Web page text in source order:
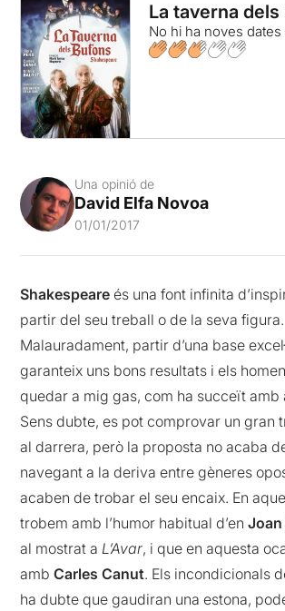
La taverna
No hi ha noves
Una opinió de
David Elfa Novoa
01/01/2017
Shakespeare és una font infinita
partir del seu treball o de la seva figura.
Malauradament, partir d’una base
garanteix uns bons resultats i els
quedar a mig gas, com ha succeït amb
Sens dubte, es pot comprovar un gran
al darrera, però la proposta no acaba
navegant a la deriva entre gèneres
acaben de trobar el seu encaix. En
trobem amb l’humor habitual d’enJoan
al mostrat aL’Avar, i que en aquesta
ambCarles Canut. Els incondicionals
ha dubte que gaudiran una estona,